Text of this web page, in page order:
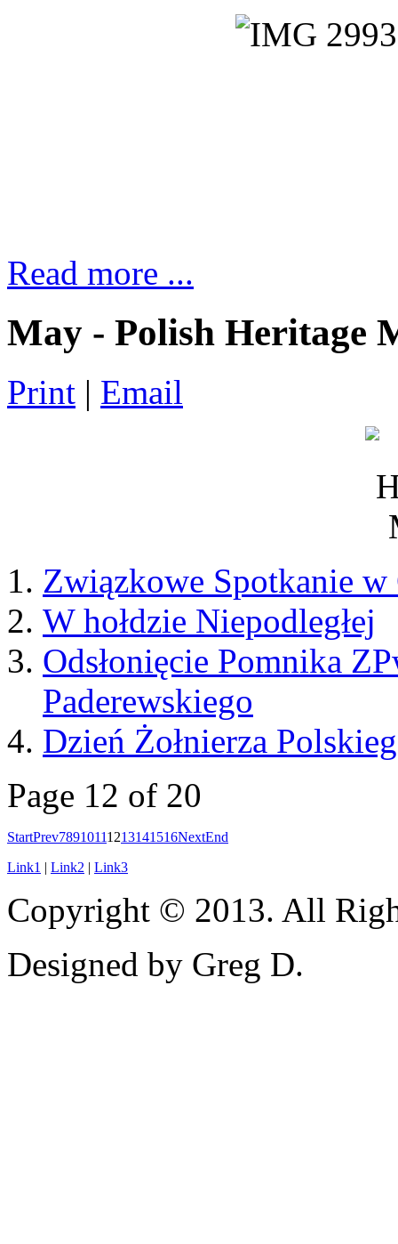
Read more ...
May - Polish Heritage
Print | Email
Związkowe Spotkanie
W hołdzie Niepodległej
Odsłonięcie Pomnika
Paderewskiego
Dzień Żołnierza
Page 12 of 20
StartPrev78910111213141516NextEnd
Link1 | Link2 | Link3
Copyright © 2013. All
Designed by Greg D.